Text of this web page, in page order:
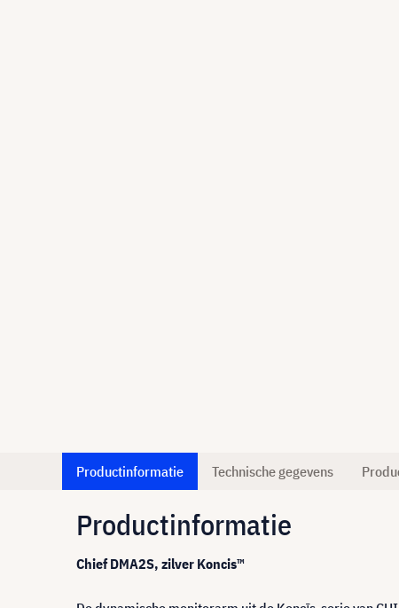
Productinformatie Technische gegevens
Productinformatie
Chief DMA2S, zilver Koncis™